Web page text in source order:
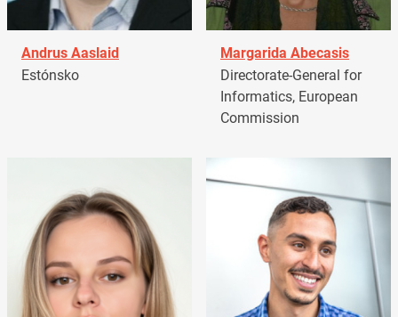
Andrus Aaslaid
Estónsko
Margarida Abecasis
Directorate-General for
Informatics, European
Commission